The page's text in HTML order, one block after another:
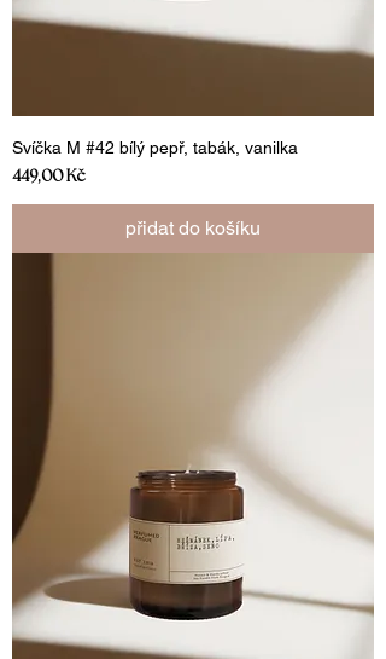
Svíčka M #42 bílý pepř, tabák, vanilka
Cena
449,00 Kč
přidat do košíku